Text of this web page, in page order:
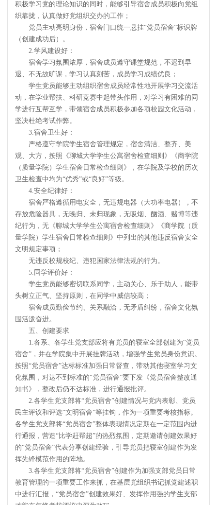
积极学习党的理论知识的同时，能够引导宿舍成员积极向党组
织靠拢，认真做好党组织交办的工作；
党员主动亮明身份，宿舍门口统一悬挂“党员宿舍”标识牌
（创建成功后）。
2.学风建设好：
宿舍学习氛围浓厚，宿舍成员遵守课堂规范，不迟到早
退、不无故旷课，学习认真刻苦，成员学习成绩优良；
学生党员能够主动组织宿舍成员经常性地开展学习交流活
动，在学业帮扶、科研竞赛中起带头作用，对学习有困难的同
学进行互帮互学，带领宿舍成员积极参加各项校园文化活动，
坚决杜绝考试作弊。
3.宿舍卫生好：
严格遵守学院学生宿舍管理规定，宿舍清洁、整齐、美
观、大方，按照《聊城大学学生公寓宿舍检查细则》《商学院
（质量学院）学生宿舍日常检查细则》，在学院及学校的历次
卫生检查中均为“优秀”或“良好”等级。
4.安全纪律好：
宿舍严格遵循用电安全，无违规电器（大功率电器），不
存放危险器具，无晚归、未归现象，无吸烟、酗酒、赌博等违
纪行为，无《聊城大学学生公寓宿舍检查细则》《商学院（质
量学院）学生宿舍日常检查细则》中列出的其他违反宿舍安全
文明规定事项；
无违反校规校纪、违犯国家法律法规的行为。
5.同学评价好：
学生党员能够密切联系同学，主动关心、乐于助人，能带
头树立正气、坚持原则，在同学中威信较高；
宿舍成员勤俭节约、关系融洽，无矛盾纠纷，宿舍文化氛
围活泼奋进。
五、创建要求
1.各系、各学生党支部应将有党员的寝室全部创建为“党员
宿舍”，并在学院集中开展挂牌活动，增强学生党员身份意识。
按照“党员宿舍”达标标准加强日常督查，带动其他寝室学习文
化氛围，对达不到标准的“党员宿舍”要下发《党员宿舍整改通
知书》，整改后仍不达标准，进行通报批评。
2.各学生党支部将“党员宿舍”创建情况与党内表彰、党员
民主评议和评选“文明宿舍”等挂钩，作为一项重要考核指标。
各学生党支部将“党员宿舍”整体表现情况定期在一定范围内进
行通报，营造“比学赶帮超”的热烈氛围，定期邀请创建效果好
的“党员宿舍”代表分享创建经验，引导党员把寝室创建作为发
挥先锋模范作用的阵地。
3.各学生党支部将“党员宿舍”创建作为加强支部党员日常
教育管理的一项重要工作来抓，在基层党组织书记抓党建述职
中进行汇报，“党员宿舍”创建效果好、发挥作用强的学生支部